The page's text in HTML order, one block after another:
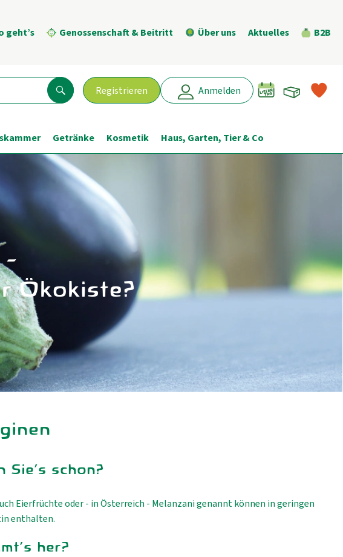
geht’s Genossenschaft & Beitritt Über uns Aktuelles B2B
Registrieren Anmelden
Suchen
Getränke Kosmetik Haus, Garten, Tier & Co
-
Ökokiste?
Sie's schon?
Eierfrüchte oder - in Österreich - Melanzani genannt können in geringen
enthalten.
her?